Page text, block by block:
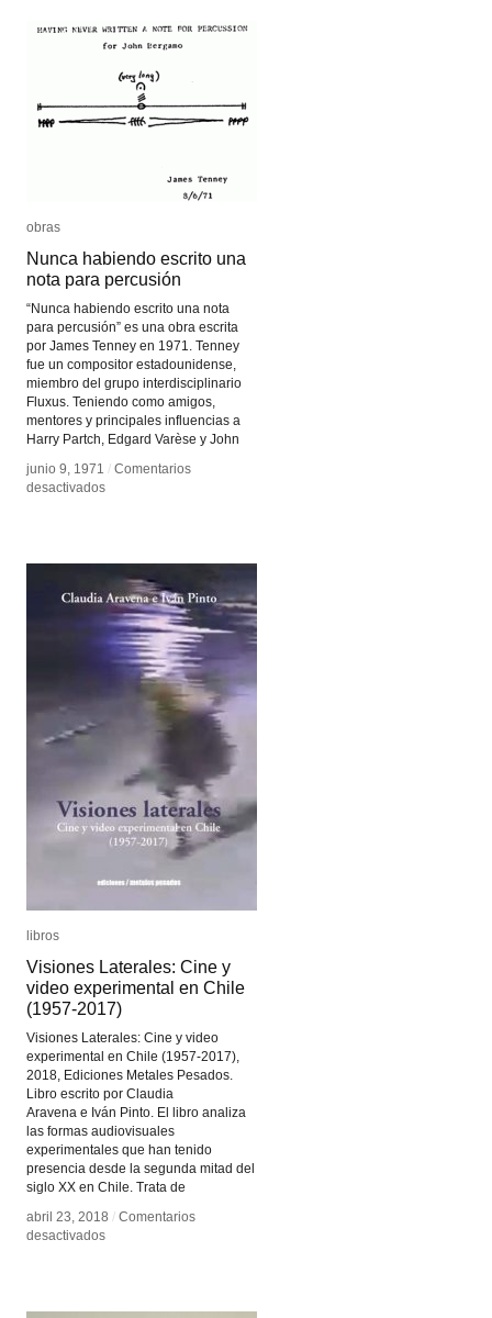
obras
Nunca habiendo escrito una
nota para percusión
“Nunca habiendo escrito una nota
para percusión” es una obra escrita
por James Tenney en 1971. Tenney
fue un compositor estadounidense,
miembro del grupo interdisciplinario
Fluxus. Teniendo como amigos,
mentores y principales influencias a
Harry Partch, Edgard Varèse y John
junio 9, 1971 / Comentarios
desactivadosen
una
nota
para
percusión
obras
Nunca habiendo escrito una
nota para percusión
junio 9, 1971 / Comentarios
desactivadosen
una
nota
para
percusión
libros
Visiones Laterales: Cine y
video experimental en Chile
(1957-2017)
Visiones Laterales: Cine y video
experimental en Chile (1957-2017),
2018, Ediciones Metales Pesados.
Libro escrito por Claudia
Aravena e Iván Pinto. El libro analiza
las formas audiovisuales
experimentales que han tenido
presencia desde la segunda mitad del
siglo XX en Chile. Trata de
abril 23, 2018 / Comentarios
desactivadosen
y
libros
Visiones Laterales: Cine y
video experimental en Chile
(1957-2017)
abril 23, 2018 / Comentarios
desactivadosen
y